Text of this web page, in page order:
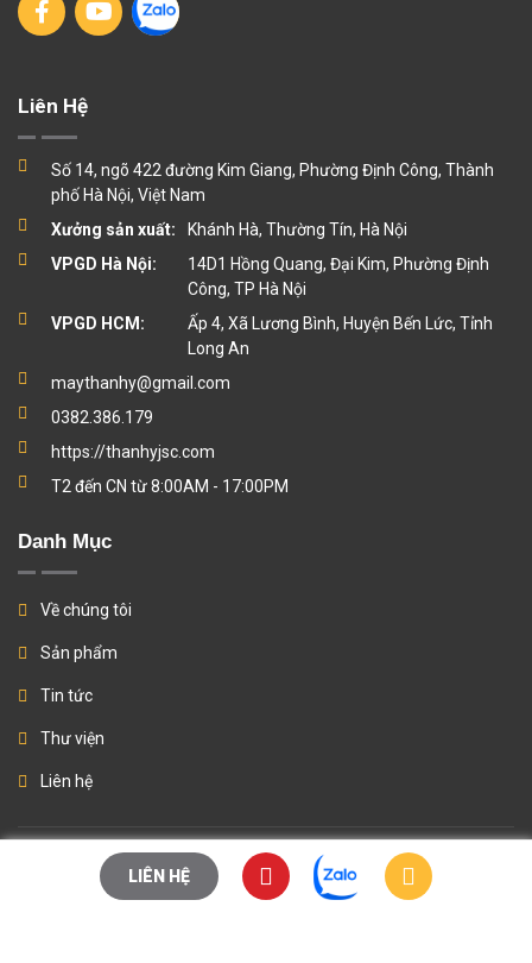
Liên Hệ
Số 14, ngõ 422 đường Kim Giang, Phường Định Công, Thành
phố Hà Nội, Việt Nam
Xưởng sản xuất:
Khánh Hà, Thường Tín, Hà Nội
VPGD Hà Nội:
14D1 Hồng Quang, Đại Kim, Phường Định
Công, TP Hà Nội
VPGD HCM:
Ấp 4, Xã Lương Bình, Huyện Bến Lức, Tỉnh
Long An
maythanhy@gmail.com
0382.386.179
https://thanhyjsc.com
T2 đến CN từ 8:00AM - 17:00PM
Danh Mục
Về chúng tôi
Sản phẩm
Tin tức
Thư viện
Liên hệ
© Copyright 2024 Thành Ý Company
All Rights Reserved.. Thiết kế
Vinaweb.vn
LIÊN HỆ